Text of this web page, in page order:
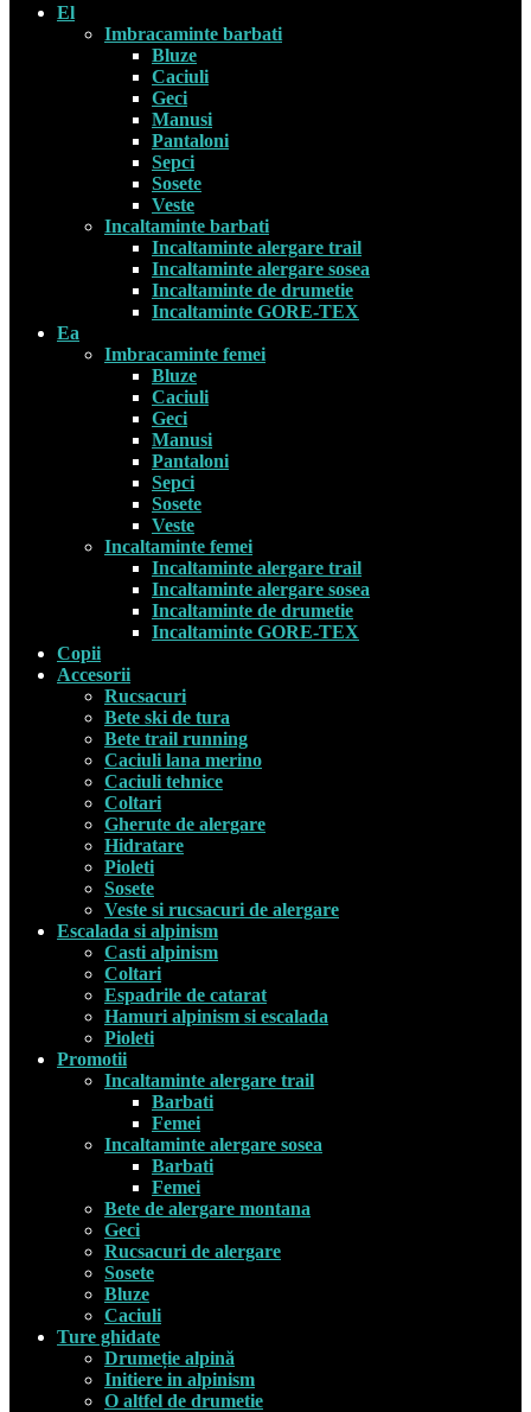
El
Imbracaminte barbati
Bluze
Caciuli
Geci
Manusi
Pantaloni
Sepci
Sosete
Veste
Incaltaminte barbati
Incaltaminte alergare trail
Incaltaminte alergare sosea
Incaltaminte de drumetie
Incaltaminte GORE-TEX
Ea
Imbracaminte femei
Bluze
Caciuli
Geci
Manusi
Pantaloni
Sepci
Sosete
Veste
Incaltaminte femei
Incaltaminte alergare trail
Incaltaminte alergare sosea
Incaltaminte de drumetie
Incaltaminte GORE-TEX
Copii
Accesorii
Rucsacuri
Bete ski de tura
Bete trail running
Caciuli lana merino
Caciuli tehnice
Coltari
Gherute de alergare
Hidratare
Pioleti
Sosete
Veste si rucsacuri de alergare
Escalada si alpinism
Casti alpinism
Coltari
Espadrile de catarat
Hamuri alpinism si escalada
Pioleti
Promotii
Incaltaminte alergare trail
Barbati
Femei
Incaltaminte alergare sosea
Barbati
Femei
Bete de alergare montana
Geci
Rucsacuri de alergare
Sosete
Bluze
Caciuli
Ture ghidate
Drumeție alpină
Initiere in alpinism
O altfel de drumetie